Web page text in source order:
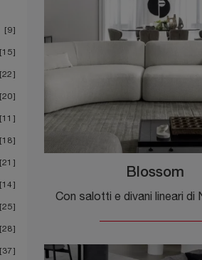
9
15
22
20
11
18
21
14
25
28
37
Blossom